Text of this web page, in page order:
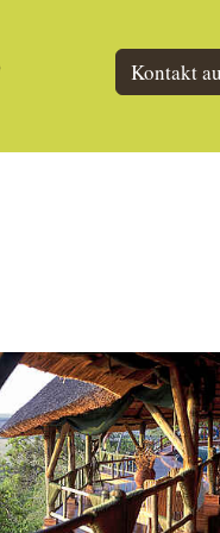
Kontakt
larger version